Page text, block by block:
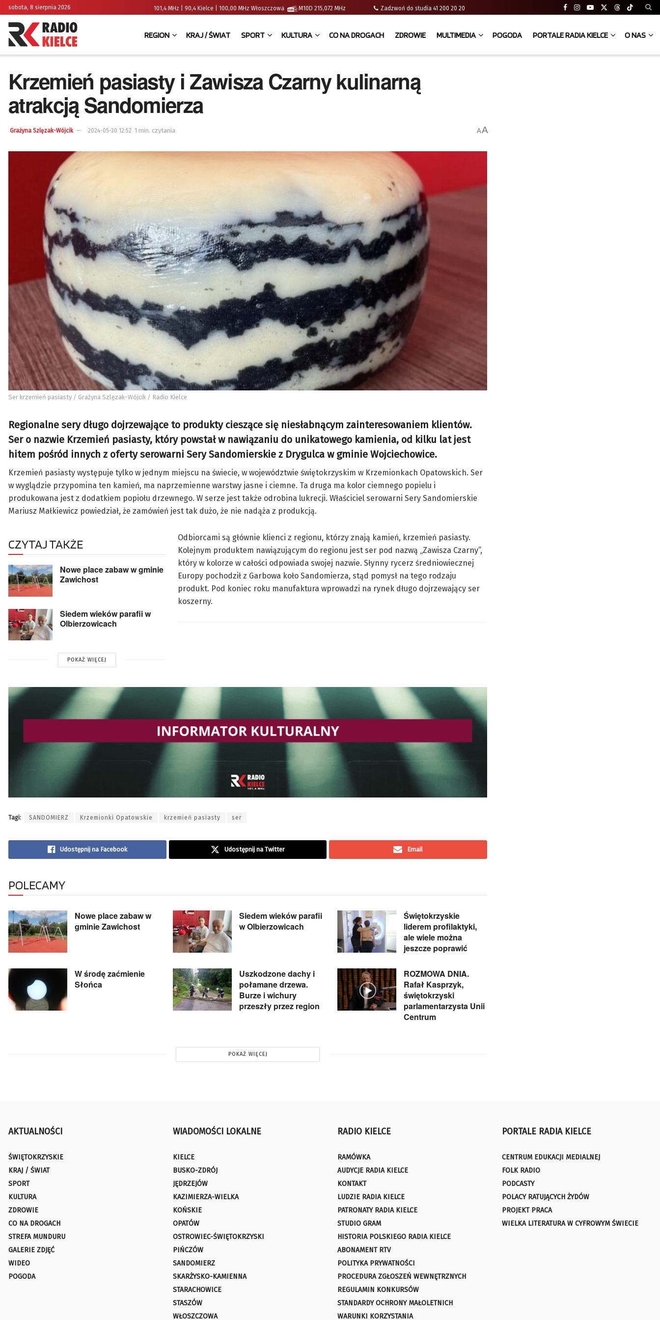
sobota, 8 sierpnia 2026 101,4 MHz | 90,4 Kielce | 100,00 MHz Włoszczowa M10D 215,072 MHz Zadzwoń do studia 41 200 20 20
REGION KRAJ / ŚWIAT SPORT KULTURA CO NA DROGACH ZDROWIE MULTIMEDIA POGODA PORTALE RADIA KIELCE O NAS
Krzemień pasiasty i Zawisza Czarny kulinarną
atrakcją Sandomierza
Grażyna Szlęzak-Wójcik 2024-05-30 12:52 1 min. czytania AA
Ser krzemień pasiasty / Grażyna Szlęzak-Wójcik / Radio Kielce
Regionalne sery długo dojrzewające to produkty cieszące się niesłabnącym zainteresowaniem klientów.
Ser o nazwie Krzemień pasiasty, który powstał w nawiązaniu do unikatowego kamienia, od kilku lat jest
hitem pośród innych z oferty serowarni Sery Sandomierskie z Drygulca w gminie Wojciechowice.
Krzemień pasiasty występuje tylko w jednym miejscu na świecie, w województwie świętokrzyskim w Krzemionkach Opatowskich. Ser
w wyglądzie przypomina ten kamień, ma naprzemienne warstwy jasne i ciemne. Ta druga ma kolor ciemnego popielu i
produkowana jest z dodatkiem popiołu drzewnego. W serze jest także odrobina lukrecji. Właściciel serowarni Sery Sandomierskie
Mariusz Małkiewicz powiedział, że zamówień jest tak dużo, że nie nadąża z produkcją.
CZYTAJ TAKŻE
Nowe place zabaw w gminie
Zawichost
Siedem wieków parafii w
Olbierzowicach
POKAŻ WIĘCEJ
Odbiorcami są głównie klienci z regionu, którzy znają kamień, krzemień pasiasty.
Kolejnym produktem nawiązującym do regionu jest ser pod nazwą „Zawisza Czarny”,
który w kolorze w całości odpowiada swojej nazwie. Słynny rycerz średniowiecznej
Europy pochodził z Garbowa koło Sandomierza, stąd pomysł na tego rodzaju
produkt. Pod koniec roku manufaktura wprowadzi na rynek długo dojrzewający ser
koszerny.
Tagi: SANDOMIERZ Krzemionki Opatowskie krzemień pasiasty ser
Udostępnij na Facebook Udostępnij na Twitter Email
POLECAMY
Nowe place zabaw w
gminie Zawichost
Siedem wieków parafii
w Olbierzowicach
Świętokrzyskie
liderem profilaktyki,
ale wiele można
jeszcze poprawić
W środę zaćmienie
Słońca
Uszkodzone dachy i
połamane drzewa.
Burze i wichury
przeszły przez region
ROZMOWA DNIA.
Rafał Kasprzyk,
świętokrzyski
parlamentarzysta Unii
Centrum
POKAŻ WIĘCEJ
AKTUALNOŚCI
ŚWIĘTOKRZYSKIE
KRAJ / ŚWIAT
SPORT
KULTURA
ZDROWIE
CO NA DROGACH
STREFA MUNDURU
GALERIE ZDJĘĆ
WIDEO
POGODA
WIADOMOŚCI LOKALNE
KIELCE
BUSKO-ZDRÓJ
JĘDRZEJÓW
KAZIMIERZA-WIELKA
KOŃSKIE
OPATÓW
OSTROWIEC-ŚWIĘTOKRZYSKI
PIŃCZÓW
SANDOMIERZ
SKARŻYSKO-KAMIENNA
STARACHOWICE
STASZÓW
WŁOSZCZOWA
RADIO KIELCE
RAMÓWKA
AUDYCJE RADIA KIELCE
KONTAKT
LUDZIE RADIA KIELCE
PATRONATY RADIA KIELCE
STUDIO GRAM
HISTORIA POLSKIEGO RADIA KIELCE
ABONAMENT RTV
POLITYKA PRYWATNOŚCI
PROCEDURA ZGŁOSZEŃ WEWNĘTRZNYCH
REGULAMIN KONKURSÓW
STANDARDY OCHRONY MAŁOLETNICH
WARUNKI KORZYSTANIA
PORTALE RADIA KIELCE
CENTRUM EDUKACJI MEDIALNEJ
FOLK RADIO
PODCASTY
POLACY RATUJĄCYCH ŻYDÓW
PROJEKT PRACA
WIELKA LITERATURA W CYFROWYM ŚWIECIE